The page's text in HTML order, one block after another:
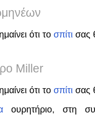
ότι το σπίτι σας
Miller
ότι το σπίτι σας
ουρητήριο, στη